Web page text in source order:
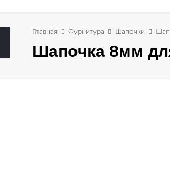
Главная Фурнитура Шапочки
Шапочка 8мм